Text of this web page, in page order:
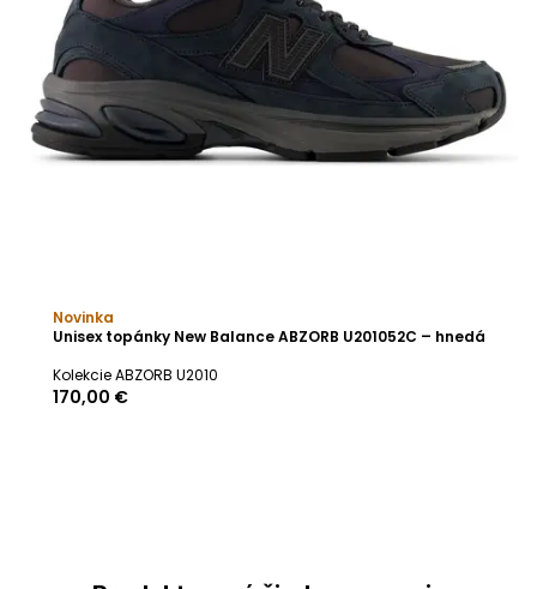
Novinka
Unisex topánky New Balance ABZORB U201052C – hnedá
Kolekcie ABZORB U2010
170,00 €